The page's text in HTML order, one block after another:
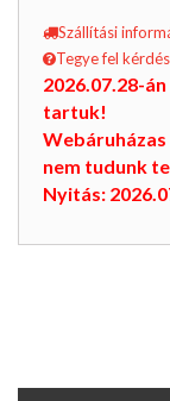
Szállítási
Tegye fel
2026.07.28-
tartuk!
nem tudunk
Nyitás: